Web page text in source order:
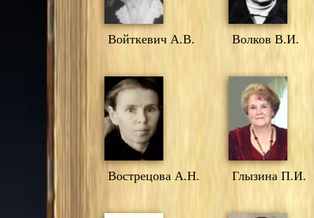
Войткевич А.В. Волков В.И.
Вострецова А.Н. Глызина П.И.